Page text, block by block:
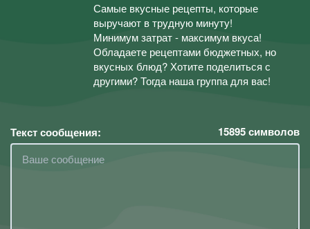
Самые вкусные рецепты, которые
выручают в трудную минуту!
Минимум затрат - максимум вкуса!
Обладаете рецептами бюджетных, но
вкусных блюд? Хотите поделиться с
другими? Тогда наша группа для вас!
Текст сообщения: 15895символов